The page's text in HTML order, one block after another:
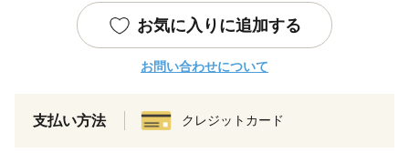
お気に入りに追加する
お問い合わせについて
支払い方法 クレジットカード